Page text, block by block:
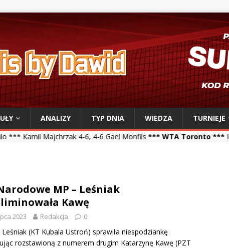
ANALIZY TYP DNIA WIEDZA TURNIEJE
4-6, 4-6 Gael Monfils *** WTA Toronto ***Iga Świątek 6-2,
MP – Leśniak
Kawę
2023 Redakcja 0
(KT Kubala Ustroń) sprawiła niespodziankę
rozstawioną z numerem drugim Katarzynę Kawę (PZT